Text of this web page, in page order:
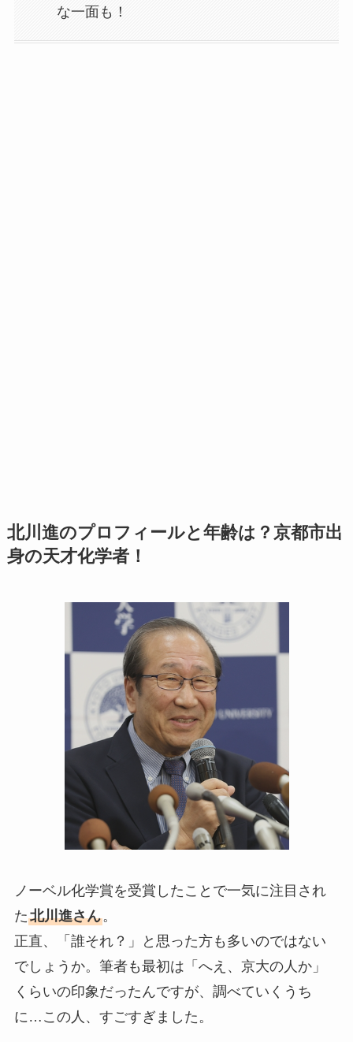
な一面も！
北川進のプロフィールと年齢は？京都市出
身の天才化学者！
ノーベル化学賞を受賞したことで一気に注目され
た北川進さん。
正直、「誰それ？」と思った方も多いのではない
でしょうか。筆者も最初は「へえ、京大の人か」
くらいの印象だったんですが、調べていくうち
に…この人、すごすぎました。